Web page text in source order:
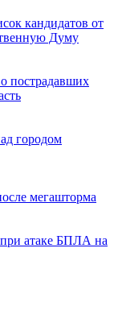
кандидатов от
Думу
пострадавших
городом
мегашторма
при атаке БПЛА на